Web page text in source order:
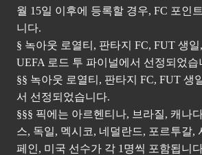
월 15일 이후에 등록할 경우, FC 포인
니다.
§ 녹아웃 로열티, 판타지 FC, FUT 생
UEFA 로드 투 파이널에서 선정되었습
§§ 녹아웃 로열티, 판타지 FC, FUT 생
서 선정되었습니다.
§§§ 픽에는 아르헨티나, 브라질, 캐나
스, 독일, 멕시코, 네덜란드, 포르투갈,
페인, 미국 선수가 각 1명씩 포함됩니